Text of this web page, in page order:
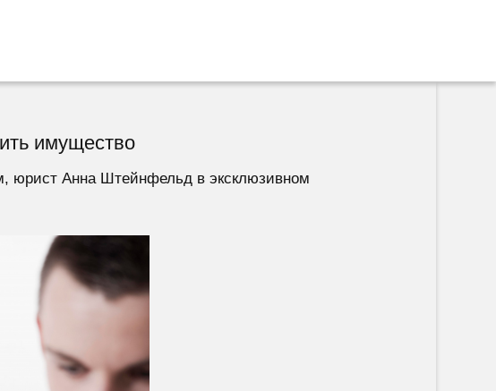
имущество
юрист Анна Штейнфельд в эксклюзивном